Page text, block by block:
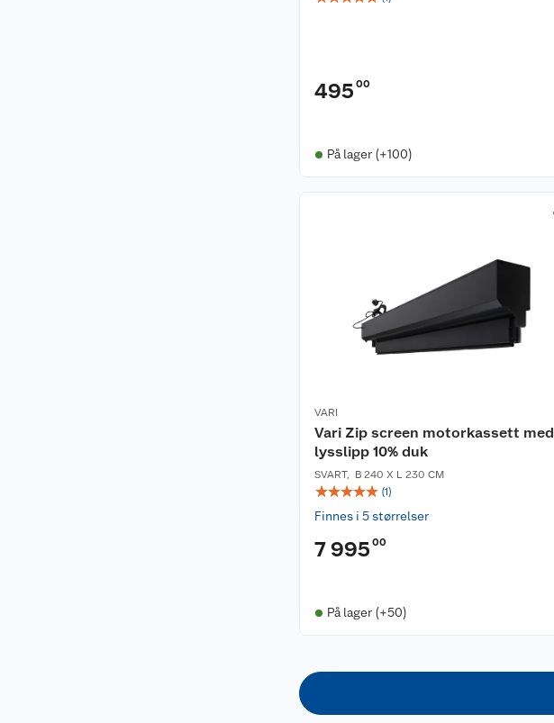
495 00
På lager (+100)
VARI
Vari Zip screen motorkassett med
lysslipp 10% duk
SVART, B 240 X L 230 CM
☆☆☆☆☆ (1)
Finnes i 5 størrelser
7 995 00
På lager (+50)